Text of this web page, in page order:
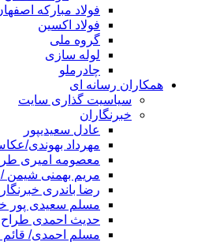
فولاد مبارکه
فولاد اکسین
گروه ملی
لوله سازی
چادرملو
همکاران رسانه ای
سیاسیت گذاری سایت
خبرنگاران
عادل سعیدیپور
مهرداد بهوندی/
معصومه امیری
مریم بهمنی شیمن /
رضا باندری خبرنگار
مسلم سعیدی پور
حدیث احمدی طراح
مسلم احمدی/ قائم